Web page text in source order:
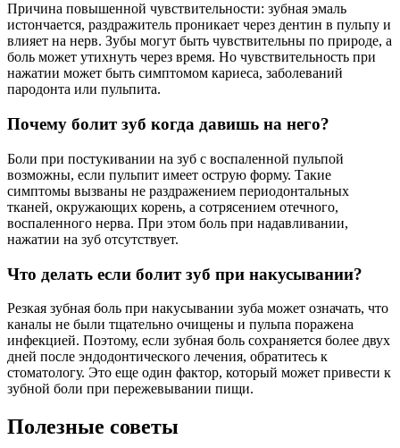
Причина повышенной чувствительности: зубная эмаль
истончается, раздражитель проникает через дентин в пульпу и
влияет на нерв. Зубы могут быть чувствительны по природе, а
боль может утихнуть через время. Но чувствительность при
нажатии может быть симптомом кариеса, заболеваний
пародонта или пульпита.
Почему болит зуб когда давишь на него?
Боли при постукивании на зуб с воспаленной пульпой
возможны, если пульпит имеет острую форму. Такие
симптомы вызваны не раздражением периодонтальных
тканей, окружающих корень, а сотрясением отечного,
воспаленного нерва. При этом боль при надавливании,
нажатии на зуб отсутствует.
Что делать если болит зуб при накусывании?
Резкая зубная боль при накусывании зуба может означать, что
каналы не были тщательно очищены и пульпа поражена
инфекцией. Поэтому, если зубная боль сохраняется более двух
дней после эндодонтического лечения, обратитесь к
стоматологу. Это еще один фактор, который может привести к
зубной боли при пережевывании пищи.
Полезные советы